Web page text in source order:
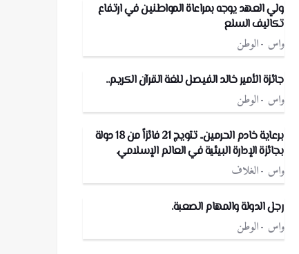
ولي العهد يوجه بمراعاة المواطنين في ارتفاع
تكاليف السلع
واس الوطن
جائزة الأمير خالد الفيصل للغة القرآن الكريم..
واس الوطن
برعاية خادم الحرمين.. تتويج 21 فائزاً من 18 دولة
بجائزة الإدارة البيئية في العالم الإسلامي.
واس الغلاف
رجل الدولة والمهام الصعبة.
واس الوطن